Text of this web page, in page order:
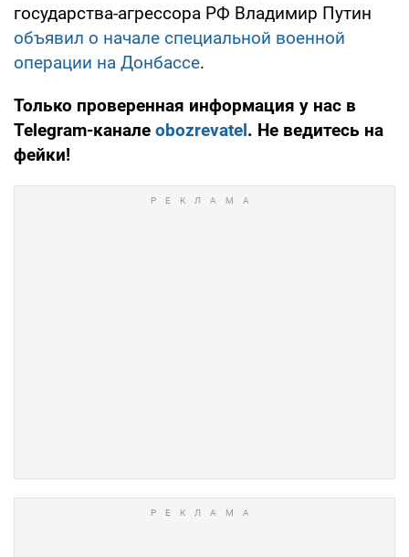
государства-агрессора РФ Владимир Путин
объявил о начале специальной военной
операции на Донбассе.
Только проверенная информация у нас в
Telegram-канале obozrevatel. Не ведитесь на
фейки!